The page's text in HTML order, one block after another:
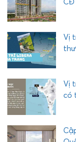
Vị
Vị
có